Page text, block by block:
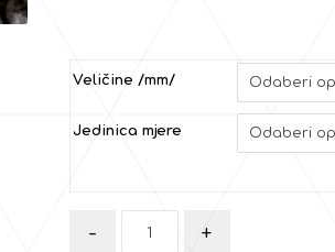
Veličine /mm/
Jedinica mjere
- +